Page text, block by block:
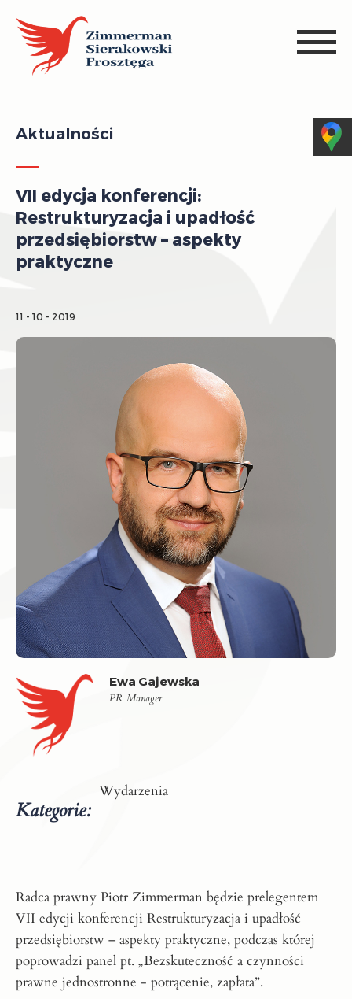
Aktualności
VII edycja konferencji:
Restrukturyzacja i upadłość
przedsiębiorstw – aspekty
praktyczne
11 - 10 - 2019
Ewa Gajewska
PR Manager
Kategorie:
Wydarzenia
Radca prawny Piotr Zimmerman będzie prelegentem
VII edycji konferencji Restrukturyzacja i upadłość
przedsiębiorstw – aspekty praktyczne, podczas której
poprowadzi panel pt. „Bezskuteczność a czynności
prawne jednostronne - potrącenie, zapłata”.